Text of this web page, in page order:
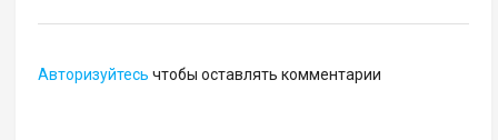
Авторизуйтесь чтобы оставлять комментарии